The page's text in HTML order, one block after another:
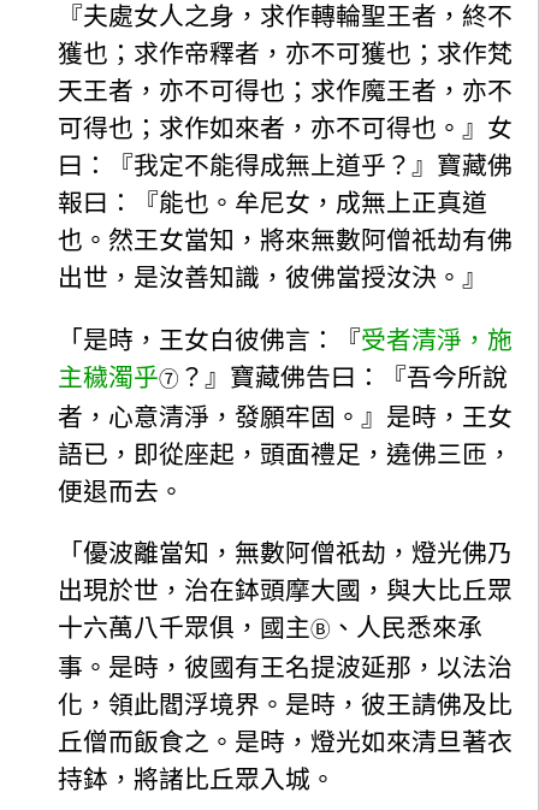
『夫處女人之身，求作轉輪聖王者，終不
獲也；求作帝釋者，亦不可獲也；求作梵
天王者，亦不可得也；求作魔王者，亦不
可得也；求作如來者，亦不可得也。』女
曰：『我定不能得成無上道乎？』寶藏佛
報曰：『能也。牟尼女，成無上正真道
也。然王女當知，將來無數阿僧祇劫有佛
出世，是汝善知識，彼佛當授汝決。』
「是時，王女白彼佛言：『受者清淨，施
主穢濁乎⑦ ？』寶藏佛告曰：『吾今所說
者，心意清淨，發願牢固。』是時，王女
語已，即從座起，頭面禮足，遶佛三匝，
便退而去。
「優波離當知，無數阿僧祇劫，燈光佛乃
出現於世，治在鉢頭摩大國，與大比丘眾
十六萬八千眾俱，國主Ⓑ 、人民悉來承
事。是時，彼國有王名提波延那，以法治
化，領此閻浮境界。是時，彼王請佛及比
丘僧而飯食之。是時，燈光如來清旦著衣
持鉢，將諸比丘眾入城。